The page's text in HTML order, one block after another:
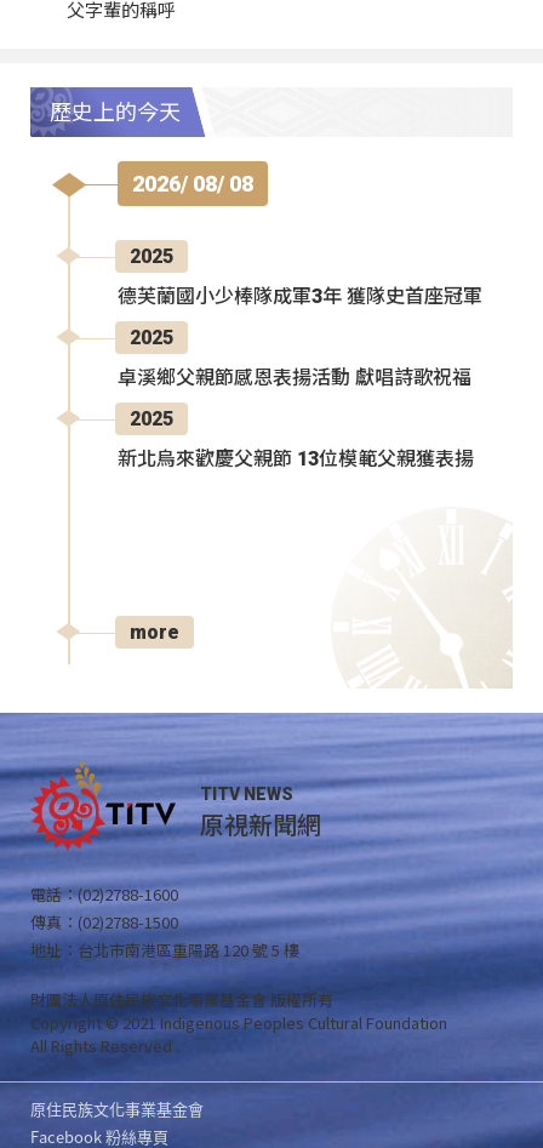
父字輩的稱呼
歷史上的今天
2026/ 08/ 08
2025
德芙蘭國小少棒隊成軍3年 獲隊史首座冠軍
2025
卓溪鄉父親節感恩表揚活動 獻唱詩歌祝福
2025
新北烏來歡慶父親節 13位模範父親獲表揚
more
TITV NEWS
原視新聞網
電話：(02)2788-1600
傳真：(02)2788-1500
地址：台北市南港區重陽路 120 號 5 樓
財團法人原住民族文化事業基金會 版權所有
Copyright © 2021 Indigenous Peoples Cultural Foundation
All Rights Reserved .
原住民族文化事業基金會
Facebook 粉絲專頁